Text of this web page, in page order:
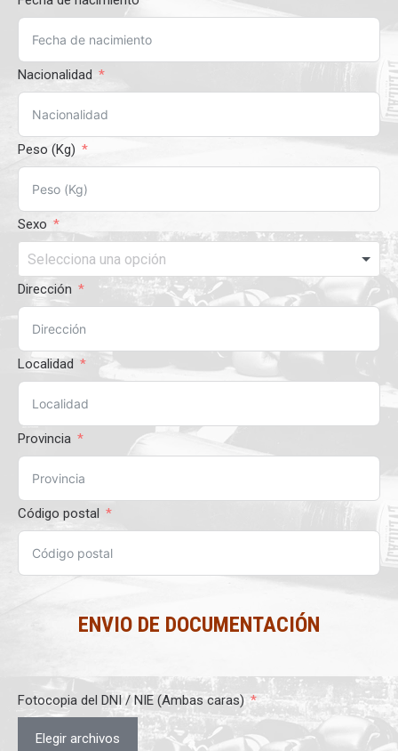
Nacionalidad
Peso (Kg)
Sexo
Dirección
Localidad
Provincia
Código postal
ENVIO DE DOCUMENTACIÓN
Fotocopia del DNI / NIE (Ambas caras)
Elegir archivos